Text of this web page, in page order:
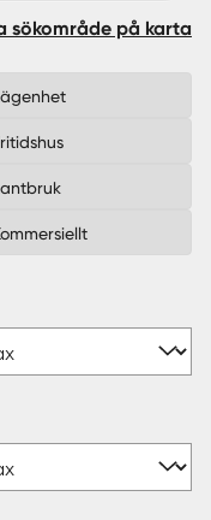
sökområde på karta